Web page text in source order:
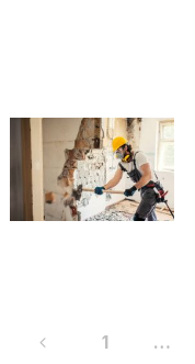
Pagination
1 …